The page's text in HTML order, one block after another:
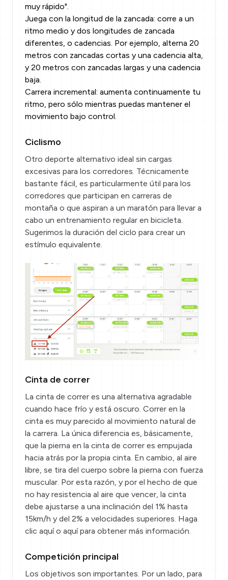
muy rápido".
Juega con la longitud de la zancada: corre a un
ritmo medio y dos longitudes de zancada
diferentes, o cadencias. Por ejemplo, alterna 20
metros con zancadas cortas y una cadencia alta,
y 20 metros con zancadas largas y una cadencia
baja.
Carrera incremental: aumenta continuamente tu
ritmo, pero sólo mientras puedas mantener el
movimiento bajo control.
Ciclismo
Otro deporte alternativo ideal sin cargas
excesivas para los corredores. Técnicamente
bastante fácil, es particularmente útil para los
corredores que participan en carreras de
montaña o que aspiran a un maratón para llevar a
cabo un entrenamiento regular en bicicleta.
Sugerimos la duración del ciclo para crear un
estímulo equivalente.
Cinta de correr
La cinta de correr es una alternativa agradable
cuando hace frío y está oscuro. Correr en la
cinta es muy parecido al movimiento natural de
la carrera. La única diferencia es, básicamente,
que la pierna en la cinta de correr es empujada
hacia atrás por la propia cinta. En cambio, al aire
libre, se tira del cuerpo sobre la pierna con fuerza
muscular. Por esta razón, y por el hecho de que
no hay resistencia al aire que vencer, la cinta
debe ajustarse a una inclinación del 1% hasta
15km/h y del 2% a velocidades superiores. Haga
clic aquío aquípara obtener más información.
Competición principal
Los objetivos son importantes. Por un lado, para